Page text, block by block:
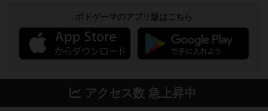
ボドゲーマのアプリ版はこちら
アクセス数 急上昇中